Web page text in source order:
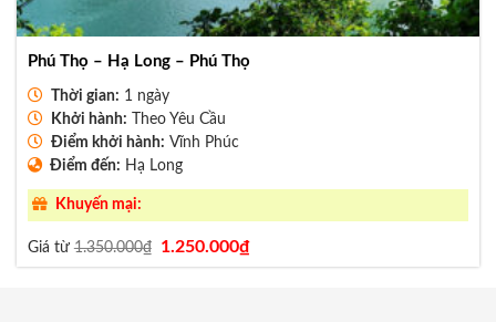
Phú Thọ – Hạ Long – Phú Thọ
Thời gian: 1 ngày
Khởi hành: Theo Yêu Cầu
Điểm khởi hành: Vĩnh Phúc
Điểm đến: Hạ Long
Khuyến mại:
Giá từ1.350.000₫
Giá
gốc
là:
1.250.000₫Giá
hiện
tại